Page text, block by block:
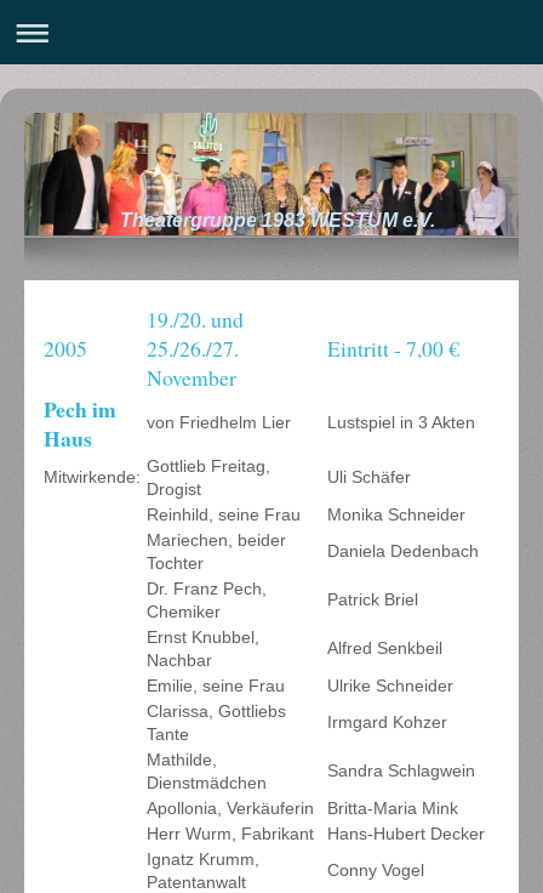
Theatergruppe 1983 WESTUM e.V.
2005
19./20. und
25./26./27.
November
Eintritt - 7,00 €
Pech im
Haus
von Friedhelm Lier Lustspiel in 3 Akten
Mitwirkende:
Gottlieb Freitag,
Drogist
Uli Schäfer
Reinhild, seine Frau
Monika Schneider
Mariechen, beider
Tochter
Daniela Dedenbach
Dr. Franz Pech,
Chemiker
Patrick Briel
Ernst Knubbel,
Nachbar
Alfred Senkbeil
Emilie, seine Frau
Ulrike Schneider
Clarissa, Gottliebs
Tante
Irmgard Kohzer
Mathilde,
Dienstmädchen
Sandra Schlagwein
Apollonia, Verkäuferin
Britta-Maria Mink
Herr Wurm, Fabrikant
Hans-Hubert Decker
Ignatz Krumm,
Patentanwalt
Conny Vogel